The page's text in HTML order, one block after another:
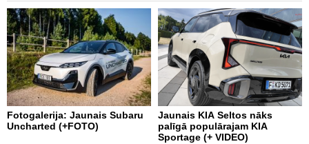
Fotogalerija: Jaunais Subaru
Uncharted (+FOTO)
Jaunais KIA Seltos nāks
palīgā populārajam KIA
Sportage (+ VIDEO)